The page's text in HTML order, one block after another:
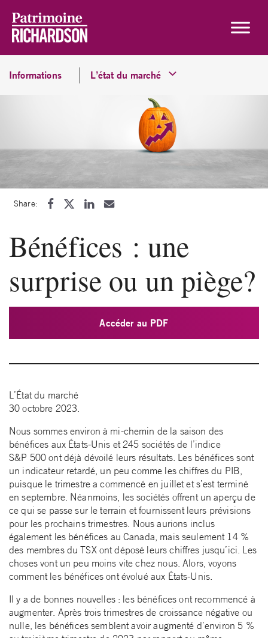
Informations L’état du marché
Share:
Bénéfices : une
surprise ou un piège?
Accéder au PDF
L’État du marché
30 octobre 2023.
Nous sommes environ à mi-chemin de la saison des
bénéfices aux États-Unis et 245 sociétés de l’indice
S&P 500 ont déjà dévoilé leurs résultats. Les bénéfices sont
un indicateur retardé, un peu comme les chiffres du PIB,
puisque le trimestre a commencé en juillet et s’est terminé
en septembre. Néanmoins, les sociétés offrent un aperçu de
ce qui se passe sur le terrain et fournissent leurs prévisions
pour les prochains trimestres. Nous aurions inclus
également les bénéfices au Canada, mais seulement 14 %
des membres du TSX ont déposé leurs chiffres jusqu’ici. Les
choses vont un peu moins vite chez nous. Alors, voyons
comment les bénéfices ont évolué aux États-Unis.
Il y a de bonnes nouvelles : les bénéfices ont recommencé à
augmenter. Après trois trimestres de croissance négative ou
nulle, les bénéfices semblent avoir augmenté d’environ 5 %